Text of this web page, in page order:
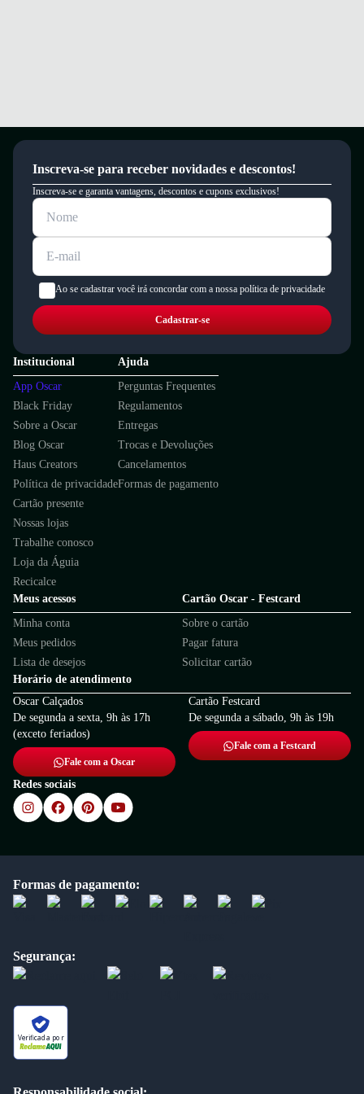
Inscreva-se para receber novidades e descontos!
Inscreva-se e garanta vantagens, descontos e cupons exclusivos!
Ao se cadastrar você irá concordar com a nossa política de privacidade
Cadastrar-se
Institucional
App Oscar
Black Friday
Sobre a Oscar
Blog Oscar
Haus Creators
Política de privacidade
Cartão presente
Nossas lojas
Trabalhe conosco
Loja da Águia
Recicalce
Ajuda
Perguntas Frequentes
Regulamentos
Entregas
Trocas e Devoluções
Cancelamentos
Formas de pagamento
Meus acessos
Minha conta
Meus pedidos
Lista de desejos
Cartão Oscar - Festcard
Sobre o cartão
Pagar fatura
Solicitar cartão
Horário de atendimento
Oscar Calçados
De segunda a sexta, 9h às 17h
(exceto feriados)
Fale com a Oscar
Cartão Festcard
De segunda a sábado, 9h às 19h
Fale com a Festcard
Redes sociais
Formas de pagamento:
Segurança:
Verificada por